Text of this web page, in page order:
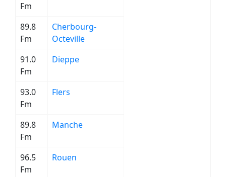
Fm
89.8
Fm
Cherbourg-
Octeville
91.0
Fm
Dieppe
93.0
Fm
Flers
89.8
Fm
Manche
96.5
Fm
Rouen